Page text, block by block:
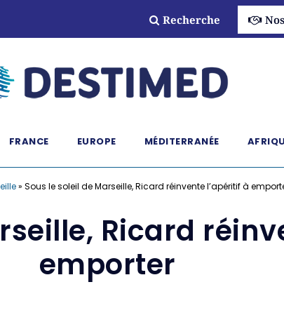
Recherche
FRANCE EUROPE MÉDITERRANÉE
» Sous le soleil de Marseille, Ricard réinvente l’apéritif à
Ricard
emporter